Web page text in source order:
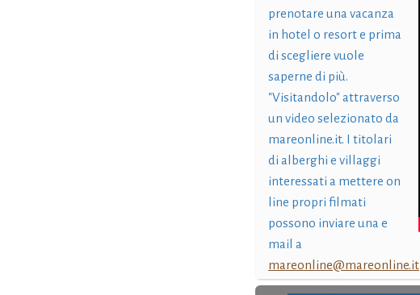
prenotare una vacanza
in hotel o resort e prima
di scegliere vuole
saperne di più.
"Visitandolo" attraverso
un video selezionato da
mareonline.it. I titolari
di alberghi e villaggi
interessati a mettere on
line propri filmati
possono inviare una e
mail a
mareonline@mareonline.it